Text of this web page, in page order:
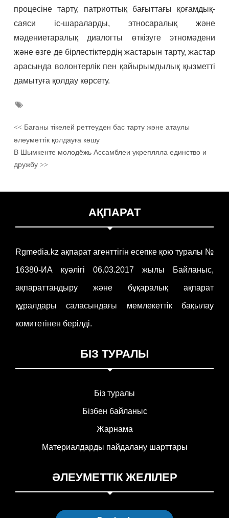
процесіне тарту, патриоттық бағыттағы қоғамдық-
саяси іс-шараларды, этносаралық және
мәдениетаралық диалогты өткізуге этномәдени
және өзге де бірлестіктердің жастарын тарту, жастар
арасында волонтерлік пен қайырымдылық қызметті
дамытуға қолдау көрсету.
<<Бағаны тікелей реттеуден бас тарту және атаулы
әлеуметтік қолдауға көшу
В Шымкенте молодёжь Ассамблеи укрепляла единство и
дружбу >>
АҚПАРАТ
Rgmedia.kz ақпарат агенттігін есепке қою туралы №
16380-ИА куәлігі 06.03.2017 жылы Байланыс,
ақпараттандыру және бұқаралық ақпарат
құралдары саласындағы мемлекеттік бақылау
комитетінен берілді.
БІЗ ТУРАЛЫ
Біз туралы
Бізбен байланыс
Жарнама
Материалдарды пайдалану шарттары
ӘЛЕУМЕТТІК ЖЕЛІЛЕР